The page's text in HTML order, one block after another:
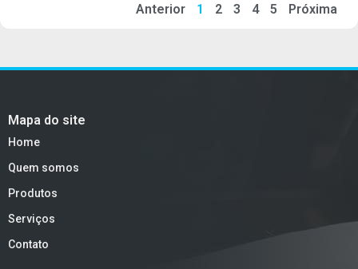
Anterior 1 2 3 4 5 Próxima
Mapa do site
Home
Quem somos
Produtos
Serviços
Contato